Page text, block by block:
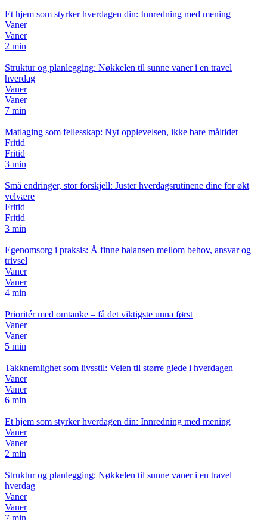
Et hjem som styrker hverdagen din: Innredning med mening
Vaner
Vaner
2 min
Struktur og planlegging: Nøkkelen til sunne vaner i en travel
hverdag
Vaner
Vaner
7 min
Matlaging som fellesskap: Nyt opplevelsen, ikke bare måltidet
Fritid
Fritid
3 min
Små endringer, stor forskjell: Juster hverdagsrutinene dine for økt
velvære
Fritid
Fritid
3 min
Egenomsorg i praksis: Å finne balansen mellom behov, ansvar og
trivsel
Vaner
Vaner
4 min
Prioritér med omtanke – få det viktigste unna først
Vaner
Vaner
5 min
Takknemlighet som livsstil: Veien til større glede i hverdagen
Vaner
Vaner
6 min
Et hjem som styrker hverdagen din: Innredning med mening
Vaner
Vaner
2 min
Struktur og planlegging: Nøkkelen til sunne vaner i en travel
hverdag
Vaner
Vaner
7 min